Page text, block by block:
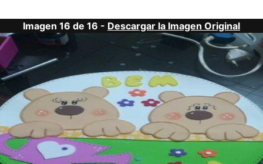
Imagen 16 de 16 - Descargar la Imagen Original